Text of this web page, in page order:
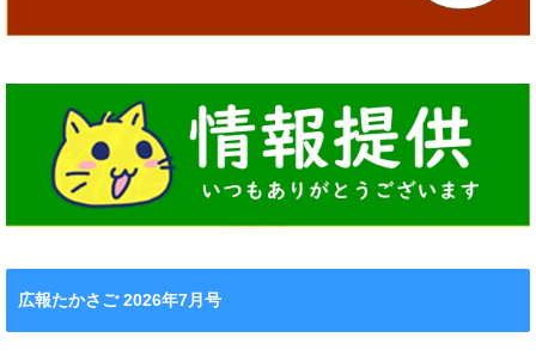
広報たかさご 2026年7月号